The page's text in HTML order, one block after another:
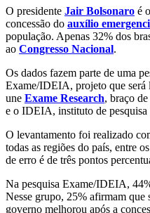
O presidente Jair Bolsonaro é
concessão do auxílio
população. Apenas 32% dos
ao Congresso Nacional.
Os dados fazem parte de uma
Exame/IDEIA, projeto que será
une Exame Research, braço
e o IDEIA, instituto de
O levantamento foi realizado
todas as regiões do país, entre
de erro é de três pontos
Na pesquisa Exame/IDEIA,
Nesse grupo, 25% afirmam que
governo melhorou após a